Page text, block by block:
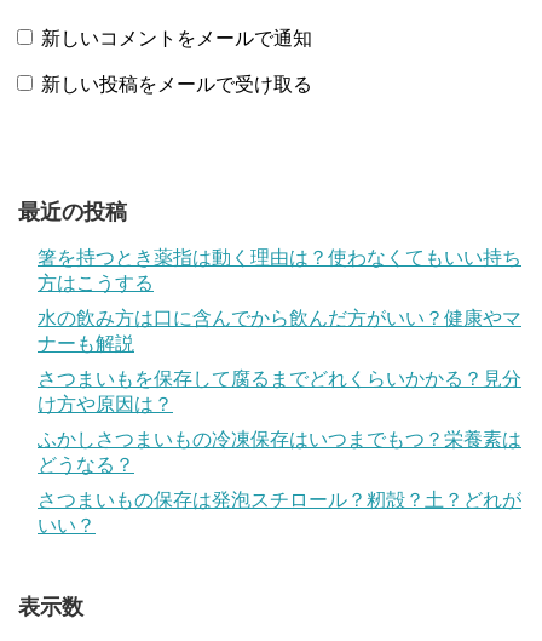
新しいコメントをメールで通知
新しい投稿をメールで受け取る
最近の投稿
箸を持つとき薬指は動く理由は？使わなくてもいい持ち
方はこうする
水の飲み方は口に含んでから飲んだ方がいい？健康やマ
ナーも解説
さつまいもを保存して腐るまでどれくらいかかる？見分
け方や原因は？
ふかしさつまいもの冷凍保存はいつまでもつ？栄養素は
どうなる？
さつまいもの保存は発泡スチロール？籾殻？土？どれが
いい？
表示数